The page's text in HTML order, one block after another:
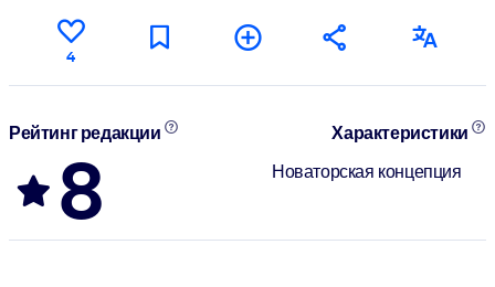
4
Рейтинг редакции
8
Характеристики
Новаторская концепция